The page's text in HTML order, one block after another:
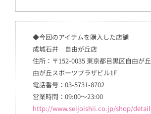
◆今回のアイテムを購入した店舗
成城石井 自由が丘店
住所：〒152-0035 東京都目黒区自由が
由が丘スポーツプラザビル1F
電話番号：03-5731-8702
営業時間：09:00～23:00
http://www.seijoishii.co.jp/shop/